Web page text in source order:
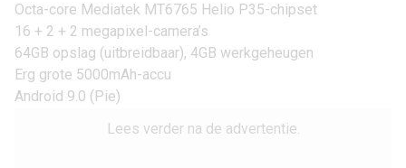
Octa-core Mediatek MT6765 Helio P35-chipset
16 + 2 + 2 megapixel-camera’s
64GB opslag (uitbreidbaar), 4GB werkgeheugen
Erg grote 5000mAh-accu
Android 9.0 (Pie)
Lees verder na de advertentie.